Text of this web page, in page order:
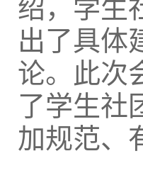
绍，学生
出了具体
论。此次
了学生社
加规范、